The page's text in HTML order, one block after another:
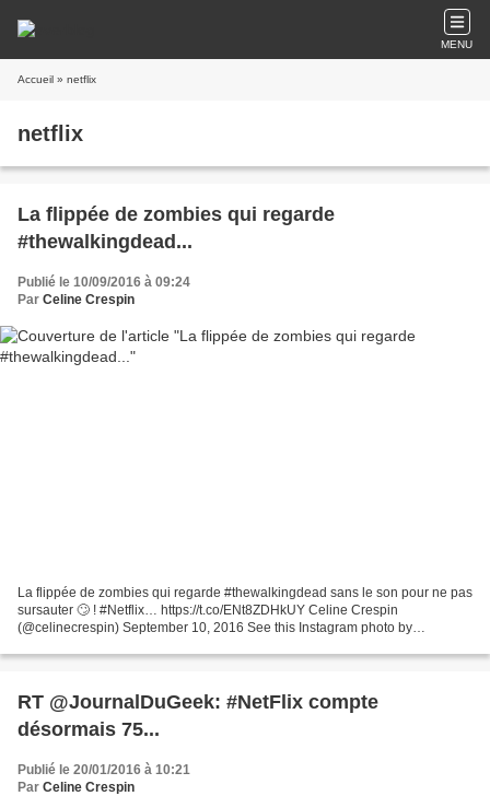
MENU
Accueil » netflix
netflix
La flippée de zombies qui regarde
#thewalkingdead...
Publié le 10/09/2016 à 09:24
Par Celine Crespin
La flippée de zombies qui regarde #thewalkingdead sans le son pour ne pas
sursauter 🙄 ! #Netflix… https://t.co/ENt8ZDHkUY Celine Crespin
(@celinecrespin) September 10, 2016 See this Instagram photo by
RT @JournalDuGeek: #NetFlix compte
désormais 75...
Publié le 20/01/2016 à 10:21
Par Celine Crespin